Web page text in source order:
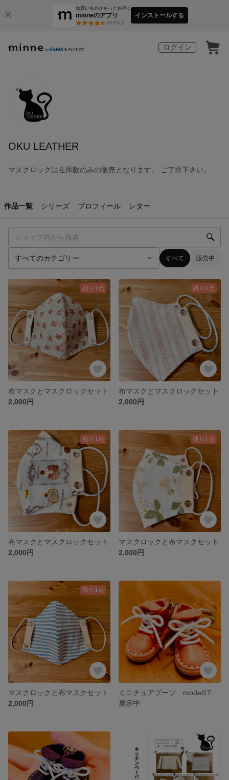
お買いものがもっとお得に
minneのアプリ
3万件以上
インストールする
ログイン
OKU LEATHER
マスクロックは在庫数のみの販売となります。 ご了承下さい。
作品一覧 シリーズ プロフィール レター
すべて 販売中
残り1点
布マスクとマスクロックセット
2,000円
残り1点
布マスクとマスクロックセット
2,000円
残り1点
布マスクとマスクロックセット
2,000円
残り1点
マスクロックと布マスクセット
2,000円
残り1点
マスクロックと布マスクセット
2,000円
ミニチュアブーツ model17
展示中